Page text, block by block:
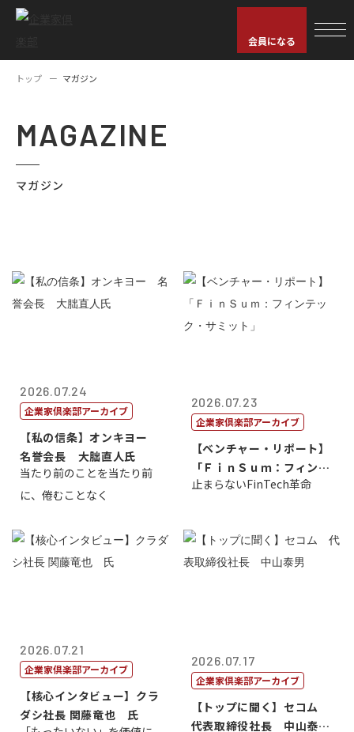
会員になる
トップ マガジン
MAGAZINE
マガジン
2026.07.24
企業家倶楽部アーカイブ
【私の信条】オンキヨー
名誉会長 大朏直人氏
当たり前のことを当たり前
に、倦むことなく
2026.07.23
企業家倶楽部アーカイブ
【ベンチャー・リポート】
「ＦｉｎＳｕｍ：フィンテ
ック・サミッ...
止まらないFinTech革命
2026.07.21
企業家倶楽部アーカイブ
【核心インタビュー】クラ
ダシ社長 関藤竜也 氏
2026.07.17
企業家倶楽部アーカイブ
【トップに聞く】セコム
代表取締役社長 中山泰